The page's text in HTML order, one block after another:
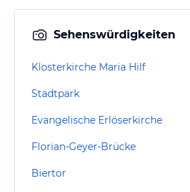
Sehenswürdigkeiten
Klosterkirche Maria Hilf
Stadtpark
Evangelische Erlöserkirche
Florian-Geyer-Brücke
Biertor